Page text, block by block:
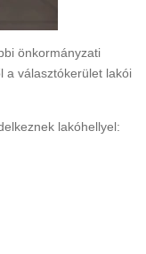
önkormányzati
a választókerület lakói
lakóhellyel:
Fő tér, Strandfürdő,